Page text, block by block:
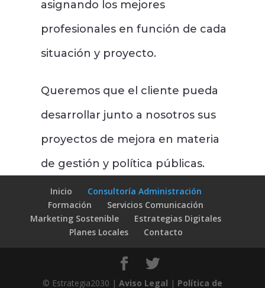
asignando los mejores
profesionales en función de cada
situación y proyecto.
Queremos que el cliente pueda
desarrollar junto a nosotros sus
proyectos de mejora en materia
de gestión y política públicas.
Inicio
Consultoría Administración
Formación
Servicios Comunicación
Marketing Sostenible
Estrategias Digitales
Planes Locales
Contacto
© Estrategia2030 | Aviso Legal | Política de